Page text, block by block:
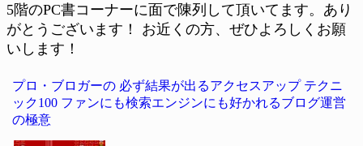
5階のPC書コーナーに面で陳列して頂いてます。あり
がとうございます！ お近くの方、ぜひよろしくお願
いします！
プロ・ブロガーの 必ず結果が出るアクセスアップ テクニ
ック100 ファンにも検索エンジンにも好かれるブログ運営
の極意